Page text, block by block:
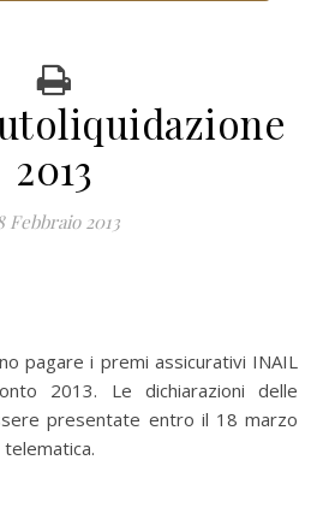
2013
Febbraio 2013
pagare i premi assicurativi INAIL
2013. Le dichiarazioni delle
presentate entro il 18 marzo